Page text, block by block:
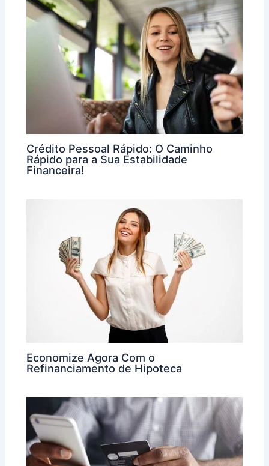
Crédito Pessoal Rápido: O Caminho
Rápido para a Sua Estabilidade
Financeira!
Economize Agora Com o
Refinanciamento de Hipoteca